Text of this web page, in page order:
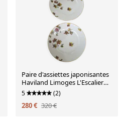
Paire d'assiettes japonisantes
Haviland Limoges L'Escalier
de Cristal
5 (2)
280 € 320 €